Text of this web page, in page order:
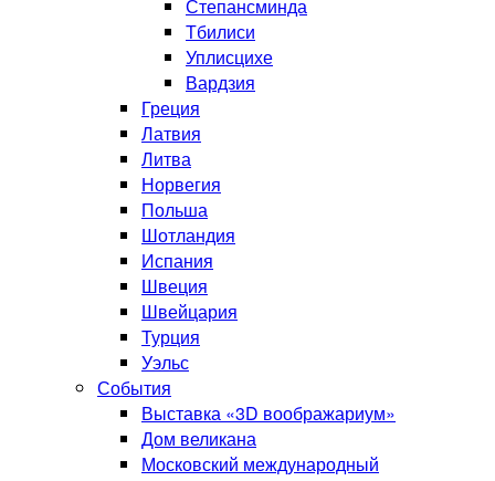
Степансминда
Тбилиси
Уплисцихе
Вардзия
Греция
Латвия
Литва
Норвегия
Польша
Шотландия
Испания
Швеция
Швейцария
Турция
Уэльс
События
Выставка «3D воображариум»
Дом великана
Московский международный